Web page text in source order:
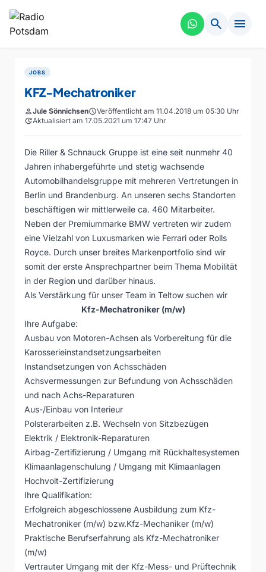
search menu
JOBS
KFZ-Mechatroniker
personJule SönnichsenscheduleVeröffentlicht am 11.04.2018 um 05:30 Uhr
updateAktualisiert am 17.05.2021 um 17:47 Uhr
Die Riller & Schnauck Gruppe ist eine seit nunmehr 40
Jahren inhabergeführte und stetig wachsende
Automobilhandelsgruppe mit mehreren Vertretungen in
Berlin und Brandenburg. An unseren sechs Standorten
beschäftigen wir mittlerweile ca. 460 Mitarbeiter.
Neben der Premiummarke BMW vertreten wir zudem
eine Vielzahl von Luxusmarken wie Ferrari oder Rolls
Royce. Durch unser breites Markenportfolio sind wir
somit der erste Ansprechpartner beim Thema Mobilität
in der Region und darüber hinaus.
Als Verstärkung für unser Team in Teltow suchen wir
Kfz-Mechatroniker (m/w)
Ihre Aufgabe:
Ausbau von Motoren-Achsen als Vorbereitung für die
Karosserieinstandsetzungsarbeiten
Instandsetzungen von Achsschäden
Achsvermessungen zur Befundung von Achsschäden
und nach Achs-Reparaturen
Aus-/Einbau von Interieur
Polsterarbeiten z.B. Wechseln von Sitzbezügen
Elektrik / Elektronik-Reparaturen
Airbag-Zertifizierung / Umgang mit Rückhaltesystemen
Klimaanlagenschulung / Umgang mit Klimaanlagen
Hochvolt-Zertifizierung
Ihre Qualifikation:
Erfolgreich abgeschlossene Ausbildung zum Kfz-
Mechatroniker (m/w) bzw.Kfz-Mechaniker (m/w)
Praktische Berufserfahrung als Kfz-Mechatroniker
(m/w)
Vertrauter Umgang mit der Kfz-Mess- und Prüftechnik